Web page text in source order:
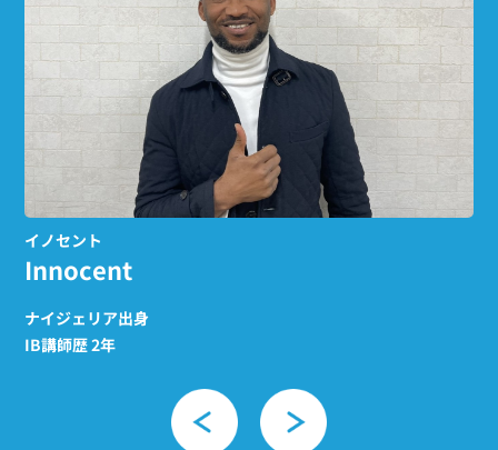
トーマス
Thomas
ニュージーランド出身
IB講師歴 6年